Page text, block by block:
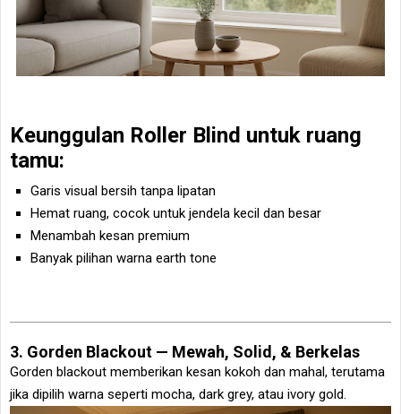
Keunggulan Roller Blind untuk ruang
tamu:
Garis visual bersih tanpa lipatan
Hemat ruang, cocok untuk jendela kecil dan besar
Menambah kesan premium
Banyak pilihan warna earth tone
3. Gorden Blackout — Mewah, Solid, & Berkelas
Gorden blackout memberikan kesan kokoh dan mahal, terutama
jika dipilih warna seperti mocha, dark grey, atau ivory gold.